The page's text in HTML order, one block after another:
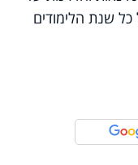
שנת הלימודים